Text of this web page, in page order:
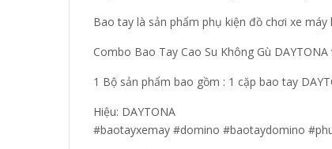
Bao tay là sản phẩm phụ kiện đồ chơi xe
Combo Bao Tay Cao Su Không Gù
1 Bộ sản phẩm bao gồm : 1 cặp bao tay
Hiệu: DAYTONA
#baotayxemay #domino #baotaydomino